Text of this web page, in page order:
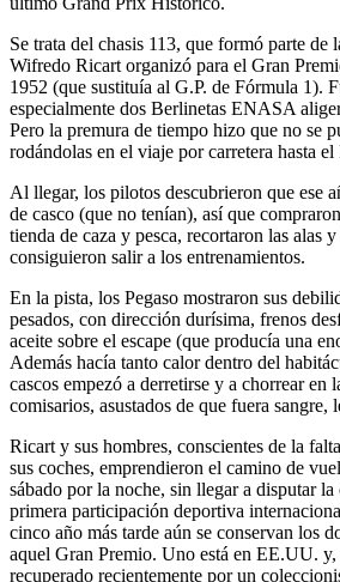
Se trata del chasis 113, que formó parte de
Wifredo Ricart organizó para el Gran
1952 (que sustituía al G.P. de Fórmula 1).
especialmente dos Berlinetas ENASA
Pero la premura de tiempo hizo que no se
rodándolas en el viaje por carretera hasta
Al llegar, los pilotos descubrieron que ese
de casco (que no tenían), así que
tienda de caza y pesca, recortaron las alas
consiguieron salir a los entrenamientos.
En la pista, los Pegaso mostraron sus
pesados, con dirección durísima, frenos
aceite sobre el escape (que producía una
Además hacía tanto calor dentro del
cascos empezó a derretirse y a chorrear en
comisarios, asustados de que fuera
Ricart y sus hombres, conscientes de la
sus coches, emprendieron el camino de
sábado por la noche, sin llegar a disputar
primera participación deportiva
cinco año más tarde aún se conservan los
aquel Gran Premio. Uno está en EE.UU.
recuperado recientemente por un